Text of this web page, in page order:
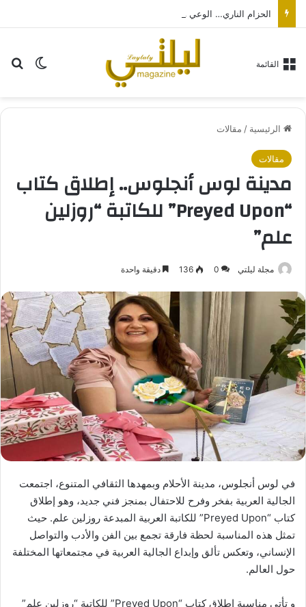
الوضع القائمة
الرئيسية / مقالات
مقالات
مدينة لوس أنجلوس.. إطلاق كتاب
“Preyed Upon” للكاتبة “روزلين
علم”
مجلة ليلتي 0
136 دقيقة واحدة
في لوس أنجلوس، مدينة الأحلام وبمهدها الثقافي المتنوع، اجتمعت
الجالية العربية بفخر وفرح للاحتفال بمنجز فني جديد، وهو إطلاق
كتاب “Preyed Upon” للكاتبة العربية المبدعة روزلين علم. حيث
تمثل هذه المناسبة لحظة فارقة تجمع بين الفن والأدب والتواصل
الإنساني، وتعكس تألق وإبداع الجالية العربية في مجتمعاتها المختلفة
حول العالم.
و تأتي مناسبة إطلاق كتاب “Preyed Upon” للكاتبة “روزلين علم”